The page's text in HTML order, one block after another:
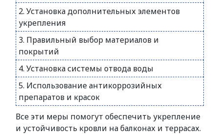
2. Установка дополнительных элементов
укрепления
3. Правильный выбор материалов и
покрытий
4. Установка системы отвода воды
5. Использование антикоррозийных
препаратов и красок
Все эти меры помогут обеспечить укрепление
и устойчивость кровли на балконах и террасах.